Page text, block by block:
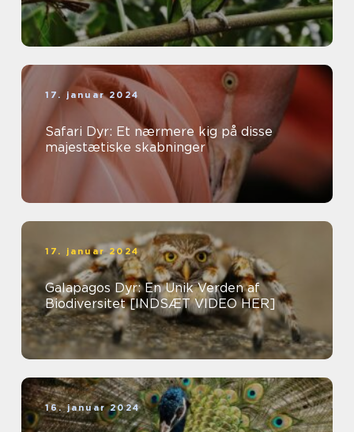
17. januar 2024
Safari Dyr: Et nærmere kig på disse
majestætiske skabninger
17. januar 2024
Galapagos Dyr: En Unik Verden af
Biodiversitet [INDSÆT VIDEO HER]
16. januar 2024